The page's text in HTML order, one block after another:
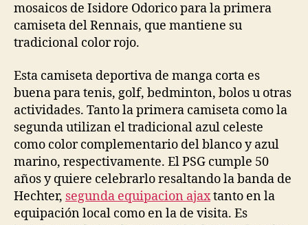
mosaicos de Isidore Odorico para la primera
camiseta del Rennais, que mantiene su
tradicional color rojo.
Esta camiseta deportiva de manga corta es
buena para tenis, golf, bedminton, bolos u otras
actividades. Tanto la primera camiseta como la
segunda utilizan el tradicional azul celeste
como color complementario del blanco y azul
marino, respectivamente. El PSG cumple 50
años y quiere celebrarlo resaltando la banda de
Hechter, segunda equipacion ajaxtanto en la
equipación local como en la de visita. Es